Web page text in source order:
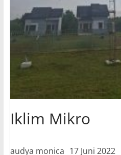
Iklim Mikro
audya monica 17 Juni 2022